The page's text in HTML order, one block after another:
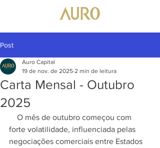
Post
Carta Mensal - Outubro
2025
Auro Capital
19 de nov. de 2025 2 min de leitura
forte volatilidade, influenciada pelas
negociações comerciais entre Estados